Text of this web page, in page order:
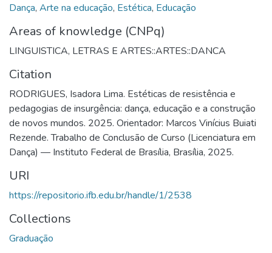
Dança, Arte na educação, Estética, Educação
Areas of knowledge (CNPq)
LINGUISTICA, LETRAS E ARTES::ARTES::DANCA
Citation
RODRIGUES, Isadora Lima. Estéticas de resistência e
pedagogias de insurgência: dança, educação e a construção
de novos mundos. 2025. Orientador: Marcos Vinícius Buiati
Rezende. Trabalho de Conclusão de Curso (Licenciatura em
Dança) — Instituto Federal de Brasília, Brasília, 2025.
URI
https://repositorio.ifb.edu.br/handle/1/2538
Collections
Graduação